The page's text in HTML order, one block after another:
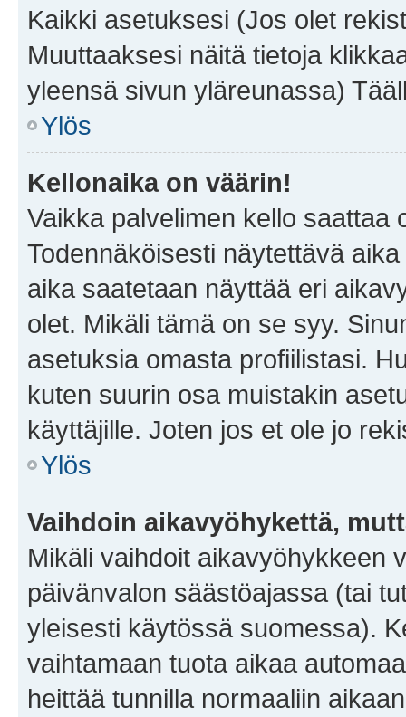
Kaikki asetuksesi (Jos olet
Muuttaaksesi näitä tietoja
yleensä sivun yläreunassa)
Ylös
Kellonaika on väärin!
Vaikka palvelimen kello saattaa
Todennäköisesti näytettävä
aika saatetaan näyttää eri
olet. Mikäli tämä on se syy.
asetuksia omasta profiilistasi.
kuten suurin osa muistakin
käyttäjille. Joten jos et ole jo
Ylös
Vaihdoin aikavyöhykettä,
Mikäli vaihdoit aikavyöhykkeen
päivänvalon säästöajassa (tai
yleisesti käytössä suomessa).
vaihtamaan tuota aikaa
heittää tunnilla normaaliin